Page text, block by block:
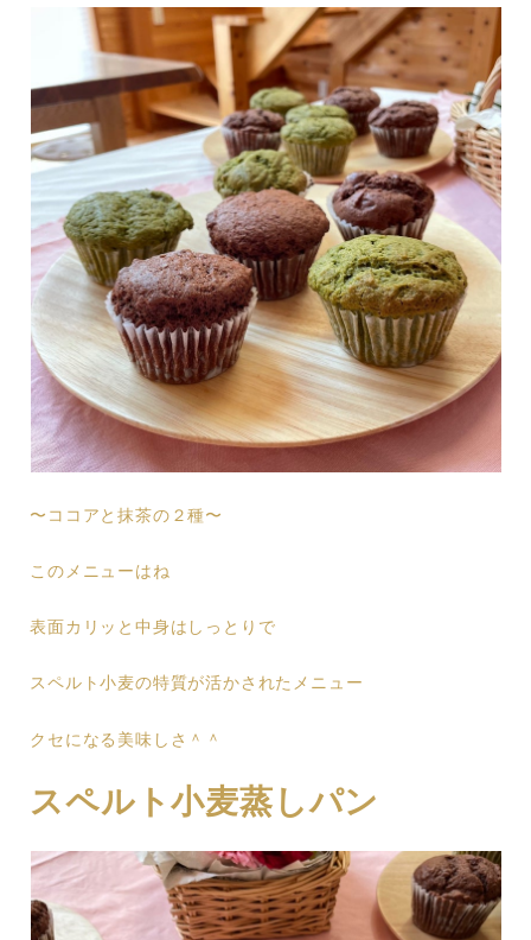
〜ココアと抹茶の２種〜
このメニューはね
表面カリッと中身はしっとりで
スペルト小麦の特質が活かされたメニュー
クセになる美味しさ＾＾
スペルト小麦蒸しパン